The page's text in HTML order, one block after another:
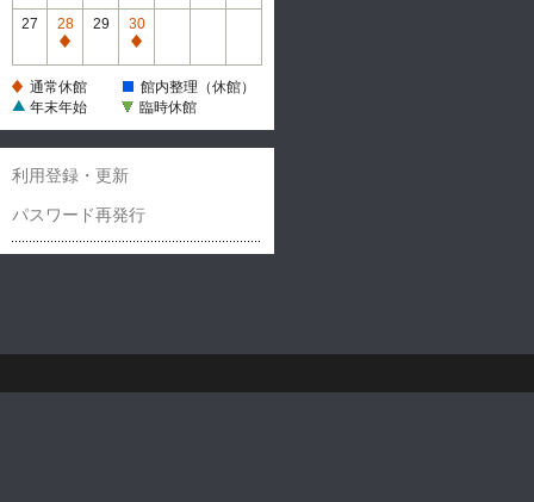
館
常
休
館
27
28
通
休
29
30
通
休
通常休館
館内整理（休館）
年末年始
臨時休館
利用登録・更新
パスワード再発行